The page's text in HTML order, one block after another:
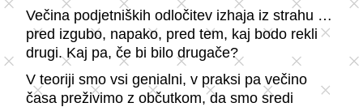
Večina podjetniških odločitev izhaja iz strahu …
pred izgubo, napako, pred tem, kaj bodo rekli
drugi. Kaj pa, če bi bilo drugače?
V teoriji smo vsi genialni, v praksi pa večino
časa preživimo z občutkom, da smo sredi